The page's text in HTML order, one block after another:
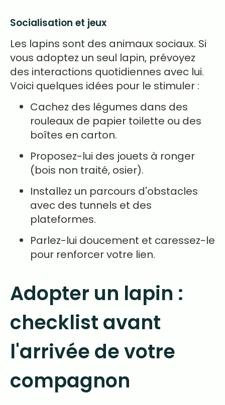
Socialisation et jeux
Les lapins sont des animaux sociaux. Si
vous adoptez un seul lapin, prévoyez
des interactions quotidiennes avec lui.
Voici quelques idées pour le stimuler :
Cachez des légumes dans des
rouleaux de papier toilette ou des
boîtes en carton.
Proposez-lui des jouets à ronger
(bois non traité, osier).
Installez un parcours d'obstacles
avec des tunnels et des
plateformes.
Parlez-lui doucement et caressez-le
pour renforcer votre lien.
Adopter un lapin :
checklist avant
l'arrivée de votre
compagnon